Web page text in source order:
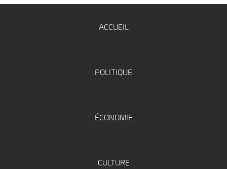
ACCUEIL
POLITIQUE
ÉCONOMIE
CULTURE